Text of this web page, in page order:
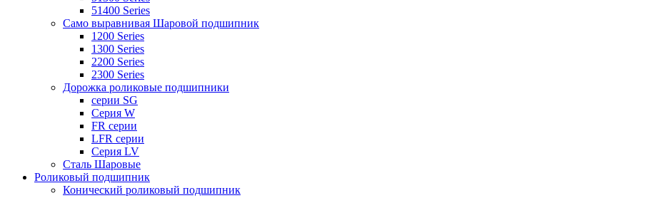
51400 Series
Само выравнивая Шаровой подшипник
1200 Series
1300 Series
2200 Series
2300 Series
Дорожка роликовые подшипники
серии SG
Серия W
FR серии
LFR серии
Серия LV
Сталь Шаровые
Роликовый подшипник
Конический роликовый подшипник